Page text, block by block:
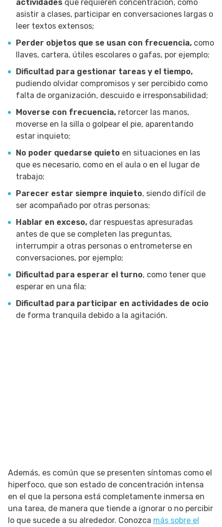
actividades que requieren concentración, como
asistir a clases, participar en conversaciones largas o
leer textos extensos;
Perder objetos que se usan con frecuencia, como
llaves, cartera, útiles escolares o gafas, por ejemplo;
Dificultad para gestionar tareas y el tiempo,
pudiendo olvidar compromisos y ser percibido como
falta de organización, descuido e irresponsabilidad;
Moverse con frecuencia, retorcer las manos,
moverse en la silla o golpear el pie, aparentando
estar inquieto;
No poder quedarse quieto en situaciones en las
que es necesario, como en el aula o en el lugar de
trabajo;
Parecer estar siempre inquieto, siendo difícil de
ser acompañado por otras personas;
Hablar en exceso, dar respuestas apresuradas
antes de que se completen las preguntas,
interrumpir a otras personas o entrometerse en
conversaciones, por ejemplo;
Dificultad para esperar el turno, como tener que
esperar en una fila;
Dificultad para participar en actividades de ocio
de forma tranquila debido a la agitación.
Además, es común que se presenten síntomas como el
hiperfoco, que son estado de concentración intensa
en el que la persona está completamente inmersa en
una tarea, de manera que tiende a ignorar o no percibir
lo que sucede a su alrededor. Conozca más sobre el